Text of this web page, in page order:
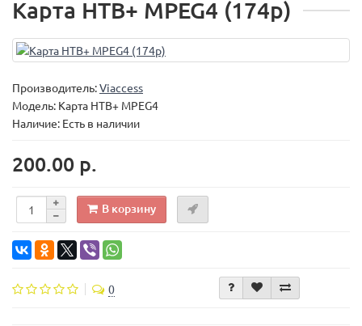
Карта НТВ+ MPEG4 (174р)
Производитель:Viaccess
Модель: Карта НТВ+ MPEG4
Наличие: Есть в наличии
200.00 р.
В корзину
0